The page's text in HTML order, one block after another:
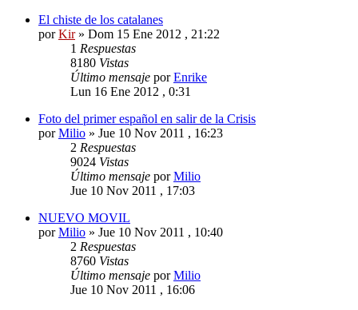
El chiste de los catalanes
porKir» Dom 15 Ene 2012 , 21:22
1 Respuestas
8180 Vistas
Último mensaje porEnrike
Lun 16 Ene 2012 , 0:31
Foto del primer español en salir de la Crisis
porMilio » Jue 10 Nov 2011 , 16:23
2 Respuestas
9024 Vistas
Último mensaje porMilio
Jue 10 Nov 2011 , 17:03
NUEVO MOVIL
porMilio » Jue 10 Nov 2011 , 10:40
2 Respuestas
8760 Vistas
Último mensaje porMilio
Jue 10 Nov 2011 , 16:06